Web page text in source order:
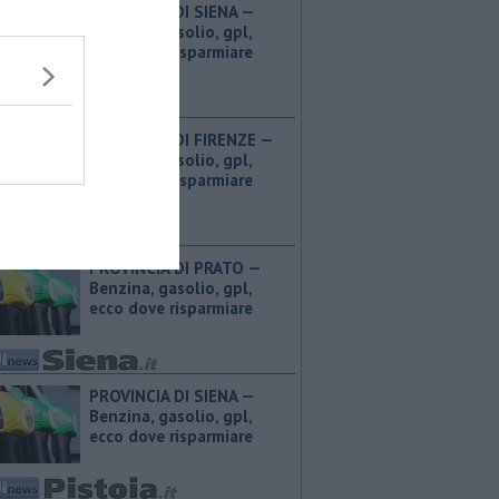
PROVINCIA DI SIENA — ​
Benzina, gasolio, gpl,
ecco dove risparmiare
PROVINCIA DI FIRENZE — ​
Benzina, gasolio, gpl,
ecco dove risparmiare
PROVINCIA DI PRATO — ​
Benzina, gasolio, gpl,
ecco dove risparmiare
PROVINCIA DI SIENA — ​
Benzina, gasolio, gpl,
ecco dove risparmiare